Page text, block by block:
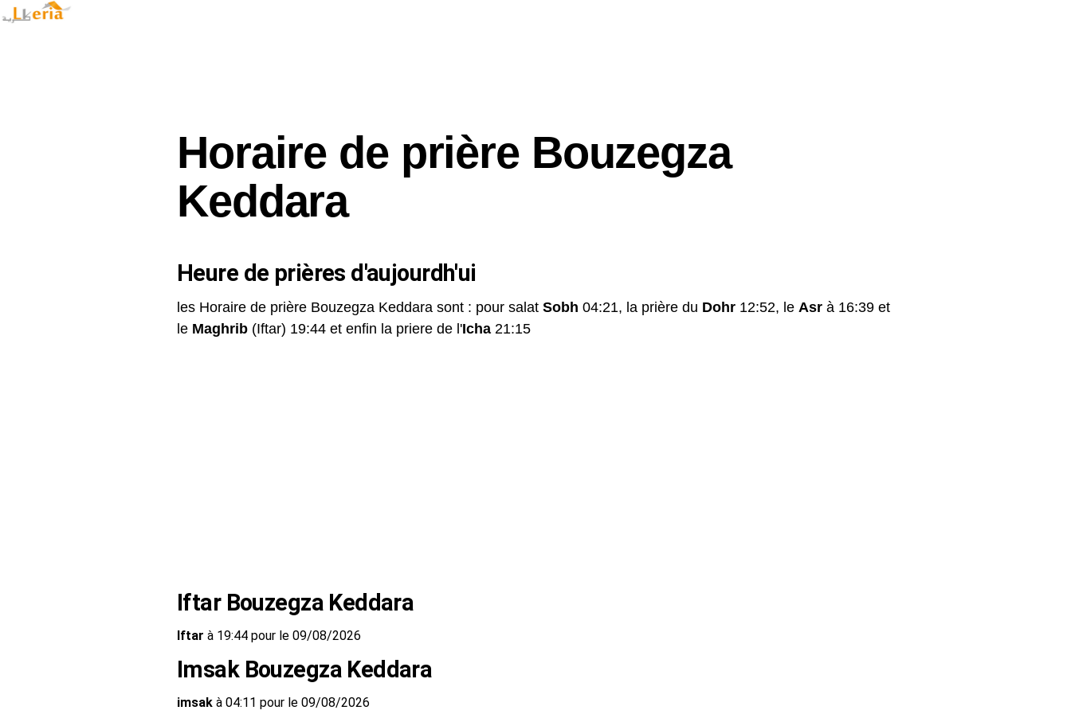
Horaire de prière Bouzegza
Keddara
Heure de prières d'aujourdh'ui
les Horaire de prière Bouzegza Keddara sont : pour salat Sobh 04:21, la prière du Dohr 12:52, le Asr à 16:39 et
le Maghrib (Iftar) 19:44 et enfin la priere de l'Icha 21:15
Iftar Bouzegza Keddara
Iftar à 19:44 pour le 09/08/2026
Imsak Bouzegza Keddara
imsak à 04:11 pour le 09/08/2026